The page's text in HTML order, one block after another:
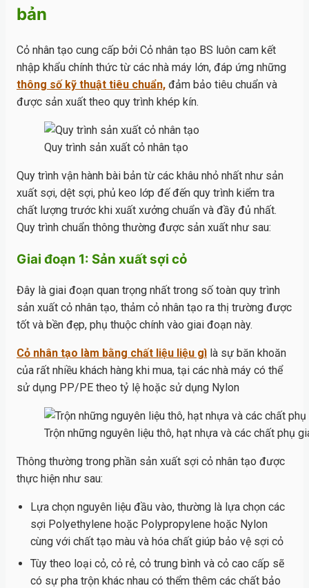
bản
Cỏ nhân tạo cung cấp bởi Cỏ nhân tạo BS luôn cam kết
nhập khẩu chính thức từ các nhà máy lớn, đáp ứng những
thông số kỹ thuật tiêu chuẩn, đảm bảo tiêu chuẩn và
được sản xuất theo quy trình khép kín.
Quy trình sản xuất cỏ nhân tạo
Quy trình vận hành bài bản từ các khâu nhỏ nhất như sản
xuất sợi, dệt sợi, phủ keo lớp đế đến quy trình kiểm tra
chất lượng trước khi xuất xưởng chuẩn và đầy đủ nhất.
Quy trình chuẩn thông thường được sản xuất như sau:
Giai đoạn 1: Sản xuất sợi cỏ
Đây là giai đoạn quan trọng nhất trong số toàn quy trình
sản xuất cỏ nhân tạo, thảm cỏ nhân tạo ra thị trường được
tốt và bền đẹp, phụ thuộc chính vào giai đoạn này.
Cỏ nhân tạo làm bằng chất liệu liệu gì là sự băn khoăn
của rất nhiều khách hàng khi mua, tại các nhà máy có thể
sử dụng PP/PE theo tỷ lệ hoặc sử dụng Nylon
Trộn những nguyên liệu thô, hạt nhựa và các chất phụ
Thông thường trong phần sản xuất sợi cỏ nhân tạo được
thực hiện như sau:
Lựa chọn nguyên liệu đầu vào, thường là lựa chọn các
sợi Polyethylene hoặc Polypropylene hoặc Nylon
cùng với chất tạo màu và hóa chất giúp bảo vệ sợi cỏ
Tùy theo loại cỏ, cỏ rẻ, cỏ trung bình và cỏ cao cấp sẽ
có sự pha trộn khác nhau có thểm thêm các chất bảo